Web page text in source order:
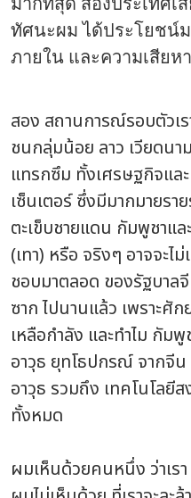
มากที่สุด สองประเทศเ
ทัศนะผม ได้ประโยชน์
ภายใน และความเสียห
สอง สถานการณ์รอบตัวเ
ชนกลุ่มน้อย ลาว เวียดน
แทรกซึม ทั้งเศรษฐกิจแล
เซ็นเตอร์ ซึ่งมีมากมายรา
ตะเข็บชายแดน กัมพูชาแ
(เทา) หรือ จริงๆ อาจจะไ
ชอบมาตลอด ของรัฐบาล
ซาก ไปนานแล้ว เพราะศั
เหลือกำลัง และทำไม กั
อาวุธ ยุทโธปกรณ์ จากจี
อาวุธ รวมถึง เทคโนโลยี
ทั้งหมด
ผมเห็นด้วยคนหนึ่ง ว่าเร